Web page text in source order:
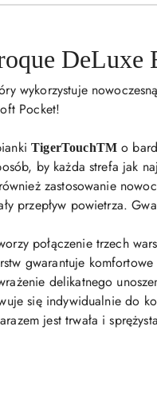
wykorzystuje
Pocket!
TigerTouchTM o
by każda strefa jak
zastosowanie
przepływ powietrza.
połączenie trzech
gwarantuje
delikatnego
się indywidualnie do
jest trwała i